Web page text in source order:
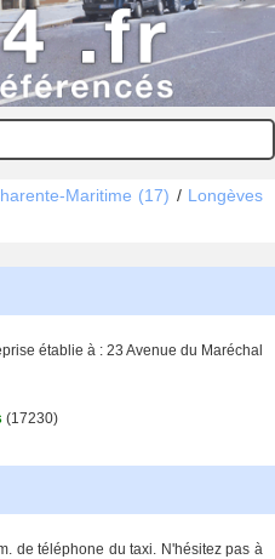
Maritime (17) / Longèves
établie à : 23 Avenue du Maréchal
(17230)
de téléphone du taxi. N'hésitez pas à